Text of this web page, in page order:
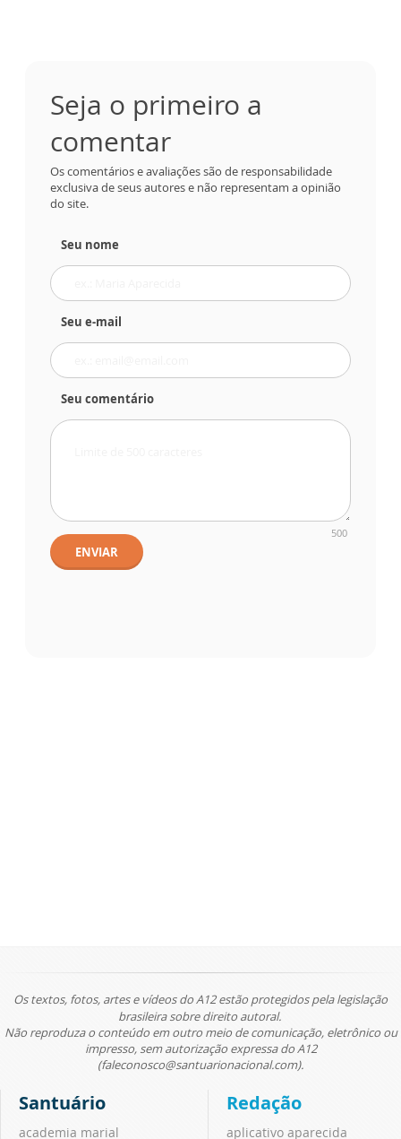
Seja o primeiro a
comentar
Os comentários e avaliações são de responsabilidade
exclusiva de seus autores e não representam a opinião
do site.
Seu nome
Seu e-mail
Seu comentário
500
ENVIAR
Os textos, fotos, artes e vídeos do A12 estão protegidos pela legislação
brasileira sobre direito autoral.
Não reproduza o conteúdo em outro meio de comunicação, eletrônico ou
impresso, sem autorização expressa do A12
(faleconosco@santuarionacional.com).
Santuário
academia marial
Redação
aplicativo aparecida